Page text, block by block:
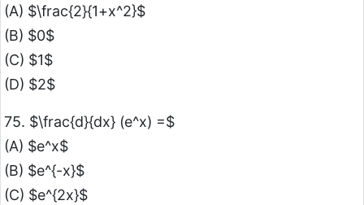
(A) $\frac{2}{1+x^2}$
(B) $0$
(C) $1$
(D) $2$
75. $\frac{d}{dx} (e^x) =$
(A) $e^x$
(B) $e^{-x}$
(C) $e^{2x}$